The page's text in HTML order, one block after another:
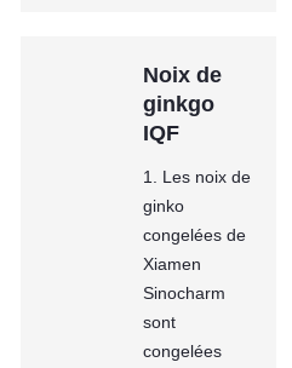
Noix de
ginkgo
IQF
1. Les noix de
ginko
congelées de
Xiamen
Sinocharm
sont
congelées